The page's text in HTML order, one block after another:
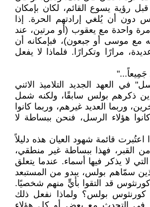
رؤية يسوع القائم، لكان بإمكان
دون أن يُلغي إرادتهم الحرة. إذا
واحدة مع يعقوب (أو مرتين، عند
مع موسى أو جبعون)، فبإمكانه أن
مرارًا وتكرارًا. فلماذا لا يفعل
في العهد الجديد التلاميذ الاثني
ذكرهم بولس سابقًا، ولكنه شمل
وربما العديد غيرهم، وربما كانوا
هؤلاء الرسل، فنحن ببساطة لا
قائمة شهود العيان هذه دليلاً
القبر، فهذا ببساطة غير منطقي،
لا يذكر فيها أسماء. عندما يتعلق
سمّاهم بولس، يبدو من المستبعد
قد التقوا بأيٍّ منهم شخصيًا.
كورنثوس بولس؟ ولماذا نفعل ذلك